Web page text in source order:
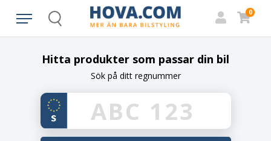
Search
0
Hitta produkter som passar din bil
Sök på ditt regnummer